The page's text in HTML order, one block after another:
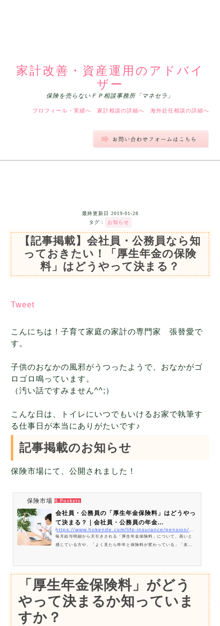
家計改善・資産運用のアドバイ
ザー
保険を売らないＦＰ相談事務所「マネセラ」
プロフィール・実績へ 家計相談の詳細へ 海外赴任相談の詳細へ
最終更新日 2019-01-28
タグ：
お知らせ
【記事掲載】会社員・公務員なら知
っておきたい！「厚生年金の保険
料」はどうやって決まる？
Tweet
こんにちは！子育て家庭の家計の専門家 張替愛で
す。
子供のおなかの風邪がうつったようで、おなかがゴ
ロゴロ鳴っています。
（汚い話ですみません^^;）
こんな日は、トイレにいつでもいけるお家で執筆す
る仕事日が本当にありがたいです♪
記事掲載のお知らせ
保険市場にて、公開されました！
保険市場 6 Pockets
会社員・公務員の「厚生年金保険料」はどうやっ
て決まる？｜会社員・公務員の年金...
毎月給与明細から天引きされる「厚生年金保険料」について、高いと
感じている方や、「よく見たら昨年と保険料が変わっている」「友人
詳しく解説します。
「厚生年金保険料」がどう
やって決まるか知っていま
すか？